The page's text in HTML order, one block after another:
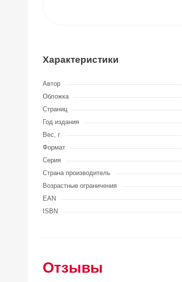
Характеристики
Автор
Обложка
Страниц
Год издания
Вес, г
Формат
Серия
Страна производитель
Возрастные ограничения
EAN
ISBN
Отзывы